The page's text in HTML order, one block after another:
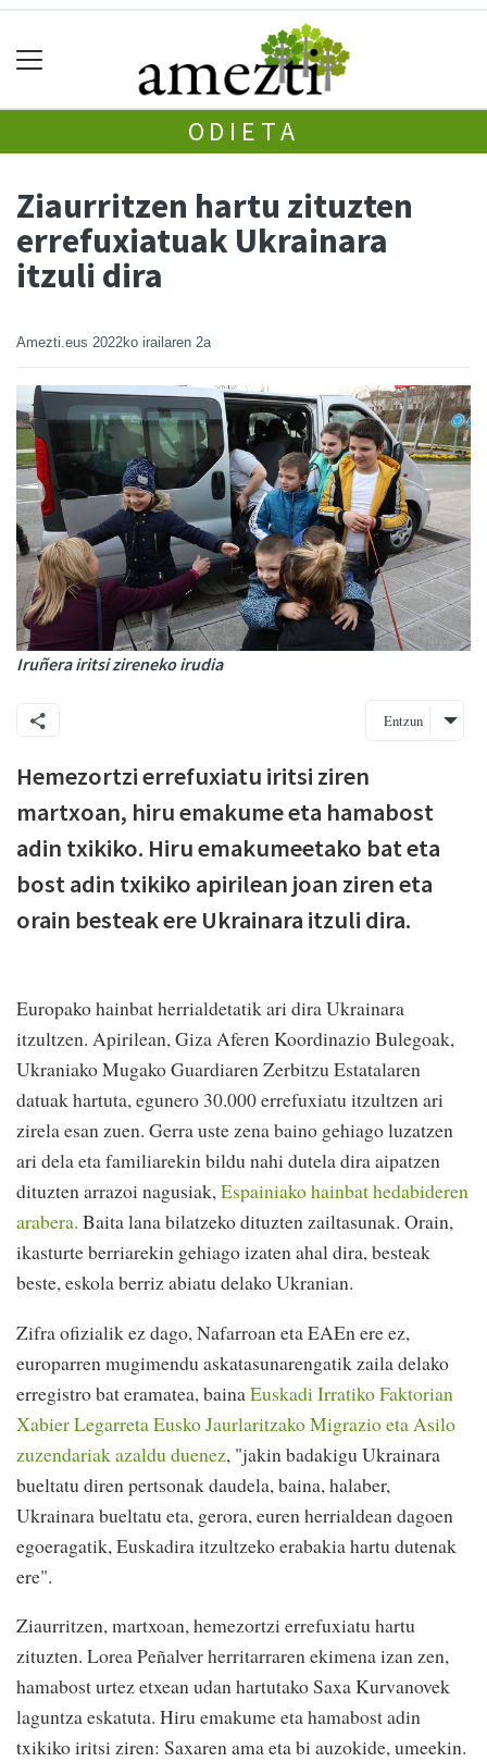
ODIETA
Ziaurritzen hartu zituzten
errefuxiatuak Ukrainara
itzuli dira
Amezti.eus 2022ko irailaren 2a
Iruñera iritsi zireneko irudia
Entzun
Hemezortzi errefuxiatu iritsi ziren
martxoan, hiru emakume eta hamabost
adin txikiko. Hiru emakumeetako bat eta
bost adin txikiko apirilean joan ziren eta
orain besteak ere Ukrainara itzuli dira.
Europako hainbat herrialdetatik ari dira Ukrainara
itzultzen. Apirilean, Giza Aferen Koordinazio Bulegoak,
Ukraniako Mugako Guardiaren Zerbitzu Estatalaren
datuak hartuta, egunero 30.000 errefuxiatu itzultzen ari
zirela esan zuen. Gerra uste zena baino gehiago luzatzen
ari dela eta familiarekin bildu nahi dutela dira aipatzen
dituzten arrazoi nagusiak,Espainiako hainbat hedabideren
arabera. Baita lana bilatzeko dituzten zailtasunak. Orain,
ikasturte berriarekin gehiago izaten ahal dira, besteak
beste, eskola berriz abiatu delako Ukranian.
Zifra ofizialik ez dago, Nafarroan eta EAEn ere ez,
europarren mugimendu askatasunarengatik zaila delako
erregistro bat eramatea, bainaEuskadi Irratiko Faktorian
Xabier Legarreta Eusko Jaurlaritzako Migrazio eta Asilo
zuzendariak azaldu duenez, "jakin badakigu Ukrainara
bueltatu diren pertsonak daudela, baina, halaber,
Ukrainara bueltatu eta, gerora, euren herrialdean dagoen
egoeragatik, Euskadira itzultzeko erabakia hartu dutenak
ere".
Ziaurritzen, martxoan, hemezortzi errefuxiatu hartu
zituzten. Lorea Peñalver herritarraren ekimena izan zen,
hamabost urtez etxean udan hartutako Saxa Kurvanovek
laguntza eskatuta. Hiru emakume eta hamabost adin
txikiko iritsi ziren: Saxaren ama eta bi auzokide, umeekin.